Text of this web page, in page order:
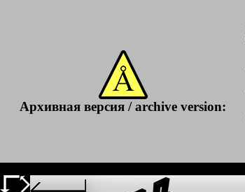
Архивная версия / archive version: